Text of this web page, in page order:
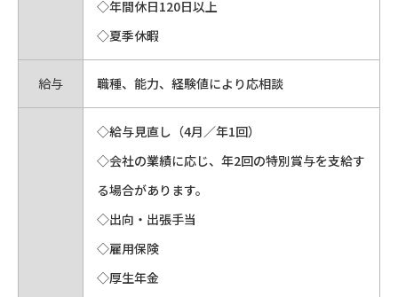
◇年間休日120日以上
◇夏季休暇
給与 職種、能力、経験値により応相談
◇給与見直し（4月／年1回）
◇会社の業績に応じ、年2回の特別賞与を支給す
る場合があります。
◇出向・出張手当
◇雇用保険
◇厚生年金